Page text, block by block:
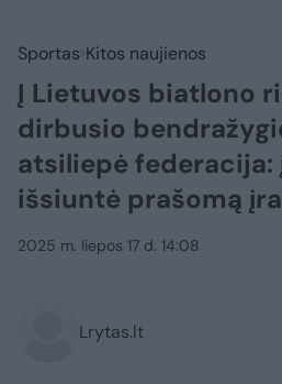
Sportas Kitos naujienos
Į Lietuvos biatlono
dirbusio
atsiliepė federacija:
išsiuntė prašomą
2025 m. liepos 17 d. 14:08
Lrytas.lt